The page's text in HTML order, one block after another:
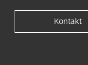
Kontakt